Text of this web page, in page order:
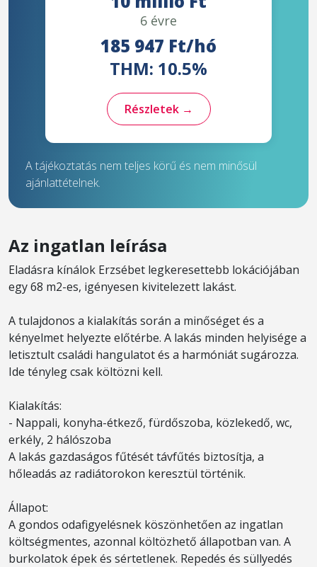
6 évre
185 947 Ft/hó
THM: 10.5%
Részletek →
A tájékoztatás nem teljes körű és nem minősül
ajánlattételnek.
Az ingatlan leírása
Eladásra kínálok Erzsébet legkeresettebb lokációjában
egy 68 m2-es, igényesen kivitelezett lakást.
A tulajdonos a kialakítás során a minőséget és a
kényelmet helyezte előtérbe. A lakás minden helyisége a
letisztult családi hangulatot és a harmóniát sugározza.
Ide tényleg csak költözni kell.
Kialakítás:
- Nappali, konyha-étkező, fürdőszoba, közlekedő, wc,
erkély, 2 hálószoba
A lakás gazdaságos fűtését távfűtés biztosítja, a
hőleadás az radiátorokon keresztül történik.
Állapot:
A gondos odafigyelésnek köszönhetően az ingatlan
költségmentes, azonnal költözhető állapotban van. A
burkolatok épek és sértetlenek. Repedés és süllyedés